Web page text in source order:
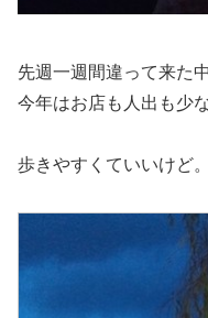
先週一週間違って来た
今年はお店も人出も少
歩きやすくていいけど。